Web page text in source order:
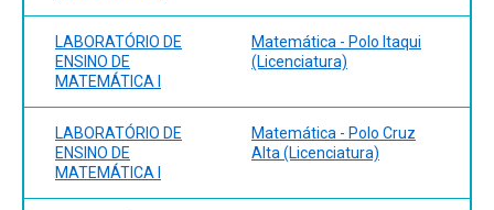
LABORATÓRIO DE
ENSINO DE
MATEMÁTICA I
Matemática - Polo Itaqui
(Licenciatura)
LABORATÓRIO DE
ENSINO DE
MATEMÁTICA I
Matemática - Polo Cruz
Alta (Licenciatura)